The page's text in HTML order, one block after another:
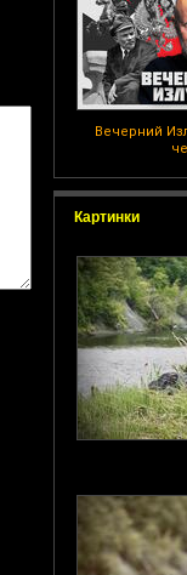
Вечерний
Картинки